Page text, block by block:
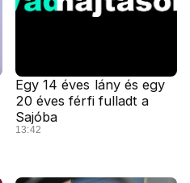
Egy 14 éves lány és egy
20 éves férfi fulladt a
Sajóba
13:42